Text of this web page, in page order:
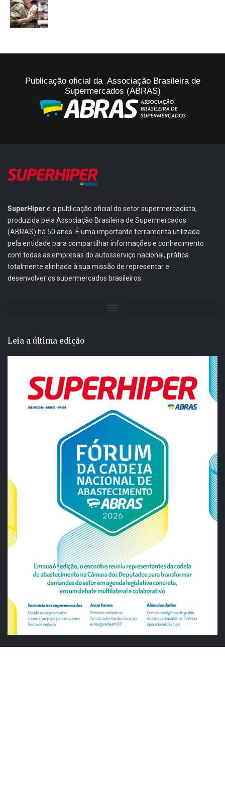
Publicação oficial da Associação Brasileira de
Supermercados (ABRAS)
SuperHiper é a publicação oficial do setor supermercadista,
produzida pela Associação Brasileira de Supermercados
(ABRAS) há 50 anos. É uma importante ferramenta utilizada
pela entidade para compartilhar informações e conhecimento
com todas as empresas do autosserviço nacional, prática
totalmente alinhada à sua missão de representar e
desenvolver os supermercados brasileiros.
Leia a última edição